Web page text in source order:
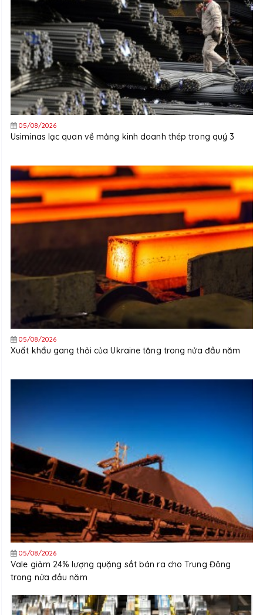
05/08/2026
Usiminas lạc quan về mảng kinh doanh thép trong quý 3
05/08/2026
Xuất khẩu gang thỏi của Ukraine tăng trong nửa đầu năm
05/08/2026
Vale giảm 24% lượng quặng sắt bán ra cho Trung Đông
trong nửa đầu năm